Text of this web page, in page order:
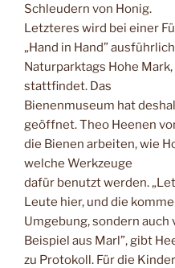
Schleudern von Honig.
Letzteres wird bei einer
„Hand in Hand”
Naturparktags Hohe
stattfindet. Das
Bienenmuseum hat
geöffnet. Theo Heenen
die Bienen arbeiten, wie
welche Werkzeuge
dafür benutzt werden.
Leute hier, und die
Umgebung, sondern auch
Beispiel aus Marl”, gibt
zu Protokoll. Für die